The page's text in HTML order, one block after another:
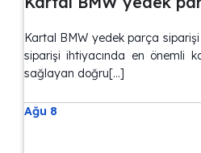
Kartal BMW yedek parça
siparişi ihtiyacında en önemli
sağlayan doğru[…]
Ağu 8